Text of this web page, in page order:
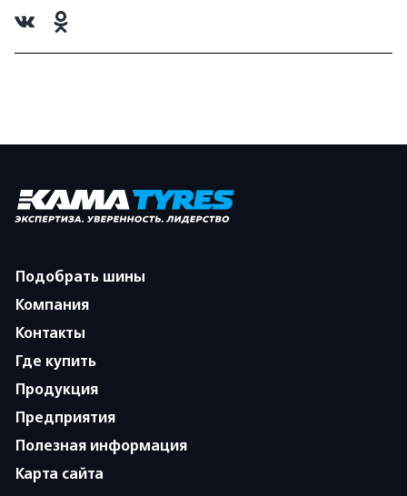
Подобрать шины
Компания
Контакты
Где купить
Продукция
Предприятия
Полезная информация
Карта сайта